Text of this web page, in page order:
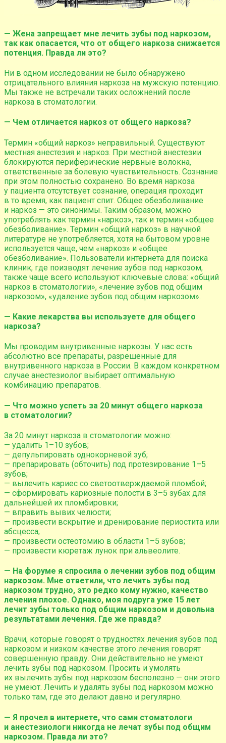
— Жена запрещает мне лечить зубы под наркозом,
так как опасается, что от общего наркоза снижается
потенция. Правда ли это?
Ни в одном исследовании не было обнаружено
отрицательного влияния наркоза на мужскую потенцию.
Мы также не встречали таких осложнений после
наркоза в стоматологии.
— Чем отличается наркоз от общего наркоза?
Термин «общий наркоз» неправильный. Существуют
местная анестезия и наркоз. При местной анестезии
блокируются периферические нервные волокна,
ответственные за болевую чувствительность. Cознание
при этом полностью сохранено. Во время наркоза
у пациента отсутствует сознание, операция проходит
в то время, как пациент спит. Общее обезболивание
и наркоз — это синонимы. Таким образом, можно
употреблять как термин «наркоз», так и термин «общее
обезболивание». Термин «общий наркоз» в научной
литературе не употребляется, хотя на бытовом уровне
используется чаще, чем «наркоз» и «общее
обезболивание». Пользователи интернета для поиска
клиник, где поизводят лечение зубов под наркозом,
также чаще всего используют ключевые слова: «общий
наркоз в стоматологии», «лечение зубов под общим
наркозом», «удаление зубов под общим наркозом».
— Какие лекарства вы используете для общего
наркоза?
Мы проводим внутривенные наркозы. У нас есть
абсолютно все препараты, разрешенные для
внутривенного наркоза в России. В каждом конкретном
случае анестезиолог выбирает оптимальную
комбинацию препаратов.
— Что можно успеть за 20 минут общего наркоза
в стоматологии?
За 20 минут наркоза в стоматологии можно:
— удалить 1–10 зубов;
— депульпировать однокорневой зуб;
— препарировать (обточить) под протезирование 1–5
зубов;
— вылечить кариес со светоотверждаемой пломбой;
— сформировать кариозные полости в 3–5 зубах для
дальнейшей их пломбировки;
— вправить вывих челюсти;
— произвести вскрытие и дренирование периостита или
абсцесса;
— произвести остеотомию в области 1–5 зубов;
— произвести кюретаж лунок при альвеолите.
— На форуме я спросила о лечении зубов под общим
наркозом. Мне ответили, что лечить зубы под
наркозом трудно, это редко кому нужно, качество
лечения плохое. Однако, моя подруга уже 15 лет
лечит зубы только под общим наркозом и довольна
результатами лечения. Где же правда?
Врачи, которые говорят о трудностях лечения зубов под
наркозом и низком качестве этого лечения говорят
совершенную правду. Они действительно не умеют
лечить зубы под наркозом. Просить и умолять
их вылечить зубы под наркозом бесполезно — они этого
не умеют. Лечить и удалять зубы под наркозом можно
только там, где это делают давно и регулярно.
— Я прочел в интернете, что сами стоматологи
и анестезиологи никогда не лечат зубы под общим
наркозом. Правда ли это?